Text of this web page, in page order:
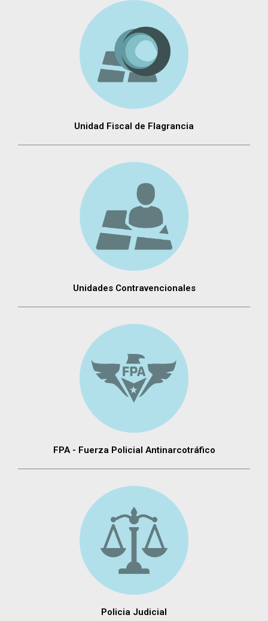
Unidad Fiscal de Flagrancia
Unidades Contravencionales
FPA - Fuerza Policial Antinarcotráfico
Policia Judicial